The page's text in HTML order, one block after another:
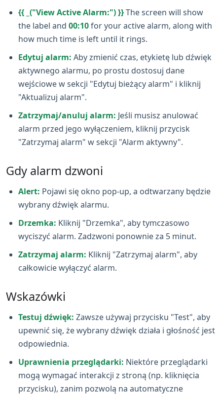
{{ _("View Active Alarm:") }}The screen will show
the label and 00:10for your active alarm, along with
how much time is left until it rings.
Edytuj alarm: Aby zmienić czas, etykietę lub dźwięk
aktywnego alarmu, po prostu dostosuj dane
wejściowe w sekcji "Edytuj bieżący alarm" i kliknij
"Aktualizuj alarm".
Zatrzymaj/anuluj alarm: Jeśli musisz anulować
alarm przed jego wyłączeniem, kliknij przycisk
"Zatrzymaj alarm" w sekcji "Alarm aktywny".
Gdy alarm dzwoni
Alert: Pojawi się okno pop‑up, a odtwarzany będzie
wybrany dźwięk alarmu.
Drzemka: Kliknij "Drzemka", aby tymczasowo
wyciszyć alarm. Zadzwoni ponownie za 5 minut.
Zatrzymaj alarm: Kliknij "Zatrzymaj alarm", aby
całkowicie wyłączyć alarm.
Wskazówki
Testuj dźwięk: Zawsze używaj przycisku "Test", aby
upewnić się, że wybrany dźwięk działa i głośność jest
odpowiednia.
Uprawnienia przeglądarki: Niektóre przeglądarki
mogą wymagać interakcji z stroną (np. kliknięcia
przycisku), zanim pozwolą na automatyczne